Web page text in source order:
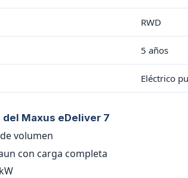
RWD
5 años
Eléctrico
Maxus eDeliver 7
volumen
con carga completa